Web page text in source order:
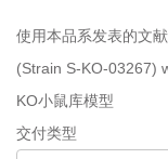
使用本品系发表的文
(Strain S-KO-03267)
KO小鼠库模型
交付类型